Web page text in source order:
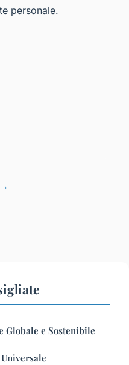
personale.
Globale e Sostenibile